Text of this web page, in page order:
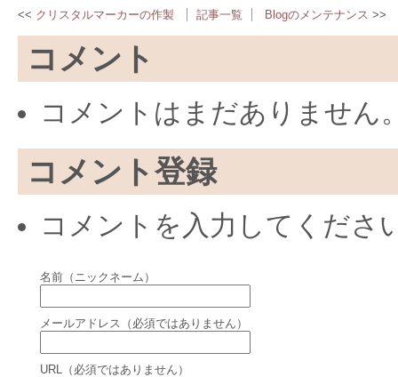
クリスタルマーカーの作製 記事一覧 Blogのメンテナンス
コメント
コメントはまだありません
コメント登録
コメントを入力してくださ
名前（ニックネーム）
メールアドレス（必須ではありません）
URL（必須ではありません）